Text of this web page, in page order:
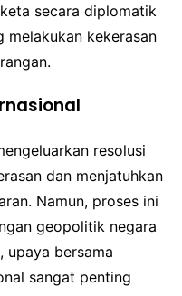
secara diplomatik
melakukan kekerasan
resolusi
dan menjatuhkan
Namun, proses ini
geopolitik negara
upaya bersama
sangat penting